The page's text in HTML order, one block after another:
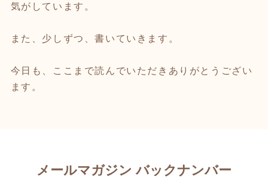
気がしています。
また、少しずつ、書いていきます。
今日も、ここまで読んでいただきありがとうござい
ます。
メールマガジン バックナンバー